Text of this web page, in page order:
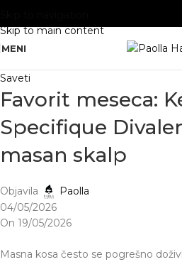
Skip to main content
MENI
Saveti
Favorit meseca:
Specifique
masan skalp
Objavila
Paolla
04/05/2026
On 19/05/2026
Masna kosa često se pogrešno